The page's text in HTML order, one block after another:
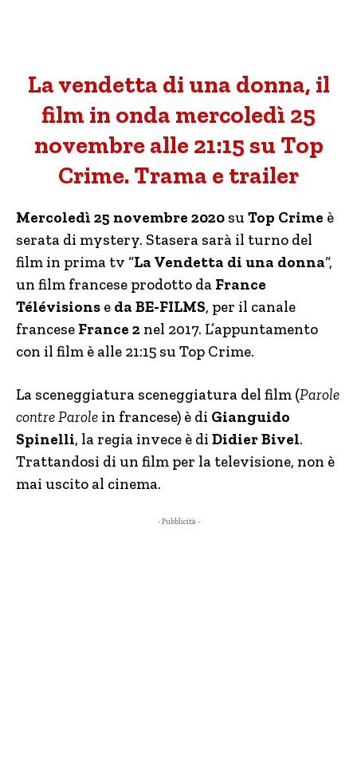
La vendetta di una donna, il
film in onda mercoledì 25
novembre alle 21:15 su Top
Crime. Trama e trailer
Mercoledì 25 novembre 2020 su Top Crime è
serata di mystery. Stasera sarà il turno del
film in prima tv “La Vendetta di una donna“,
un film francese prodotto da France
Télévisions e da BE-FILMS, per il canale
francese France 2 nel 2017. L’appuntamento
con il film è alle 21:15 su Top Crime.
La sceneggiatura sceneggiatura del film (Parole
contre Parole in francese) è di Gianguido
Spinelli, la regia invece è di Didier Bivel.
Trattandosi di un film per la televisione, non è
mai uscito al cinema.
- Pubblicità -